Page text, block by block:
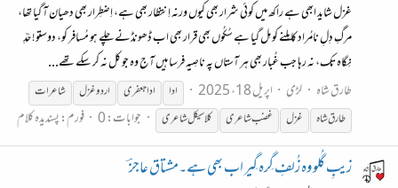
غزل شاید ابھی ہے راکھ میں کوئی شرار بھی کیوں ورنہ اِنتظار بھی ہے، اِضطِرار بھی دھیان آ گیا تھا،
مرگِ دِلِ نامُراد کا مِلنے کو مِل گیا ہے سُکُوں بھی قرار بھی اب ڈھونڈنے چلے ہو مُسافر کو، دوستو! حَدِّ
نِگاہ تک، نہ رہا جب غُبار بھی ہر آستاں پہ ناصِیہ فرسا ہیں آج وہ جو کل نہ کر سکے تھے...
طارق شاہ
لڑی اپریل 18، 2025 ادا ادا جعفری اردوغزل
شاعرات
طارق شاہ
غزل غضب شاعری کلاسیکل شاعری جوابات: 0 فورم:پسندیدہ کلام
زیبِ گُلو وہ زُلفِ گِرہ گِیر اب بھی ہے۔مشتاق عاجزؔ